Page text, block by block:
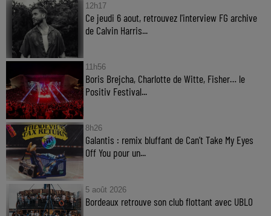
12h17
Ce jeudi 6 aout, retrouvez l'interview FG archive
de Calvin Harris...
11h56
Boris Brejcha, Charlotte de Witte, Fisher… le
Positiv Festival...
8h26
Galantis : remix bluffant de Can’t Take My Eyes
Off You pour un...
5 août 2026
Bordeaux retrouve son club flottant avec UBLO